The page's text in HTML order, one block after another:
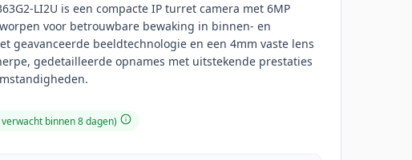
LI2U is een compacte IP turret camera met 6MP
voor betrouwbare bewaking in binnen- en
geavanceerde beeldtechnologie en een 4mm vaste lens
gedetailleerde opnames met uitstekende prestaties
binnen 8 dagen)